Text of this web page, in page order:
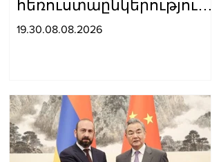
հեռուստաընկերությունը
ռեպորտաժ է
մաս. Տաթև
Հայրապետյան
19.30.08.08.2026